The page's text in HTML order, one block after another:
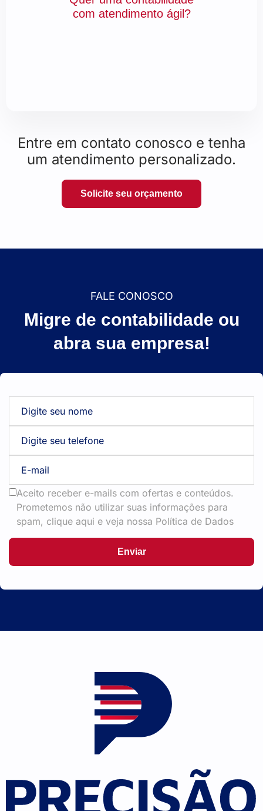
com atendimento ágil?
Entre em contato conosco e tenha
um atendimento personalizado.
Solicite seu orçamento
FALE CONOSCO
Migre de contabilidade ou
abra sua empresa!
Aceito receber e-mails com ofertas e conteúdos.
Prometemos não utilizar suas informações para
spam, clique aqui e veja nossa Política de Dados